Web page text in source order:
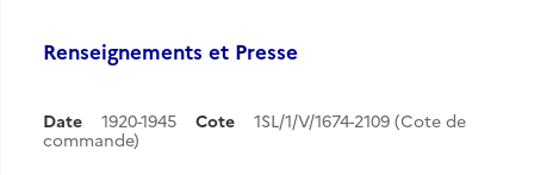
Renseignements et Presse
Date 1920-1945 Cote
1SL/1/V/1674-2109 (Cote de
commande)